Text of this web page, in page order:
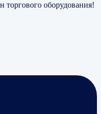
торгового оборудования!